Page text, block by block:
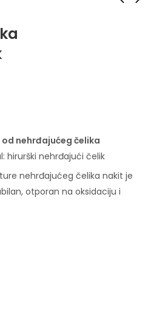
nehrđajućeg čelika
hirurški nehrđajući čelik
nehrđajućeg čelika nakit je
otporan na oksidaciju i